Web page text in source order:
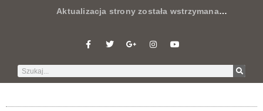
Aktualizacja strony została wstrzymana…